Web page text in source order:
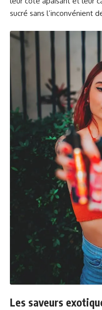
sucré sans l’inconvénient
Les saveurs